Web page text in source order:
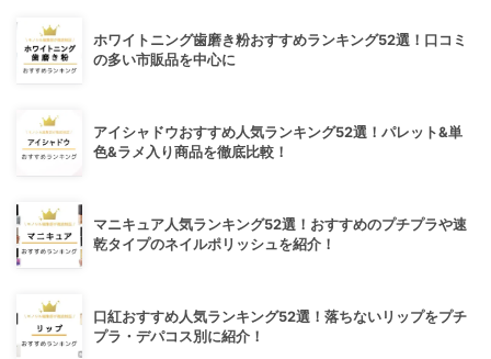
ホワイトニング歯磨き粉おすすめランキング52選！口コミ
の多い市販品を中心に
アイシャドウおすすめ人気ランキング52選！パレット&単
色&ラメ入り商品を徹底比較！
マニキュア人気ランキング52選！おすすめのプチプラや速
乾タイプのネイルポリッシュを紹介！
口紅おすすめ人気ランキング52選！落ちないリップをプチ
プラ・デパコス別に紹介！